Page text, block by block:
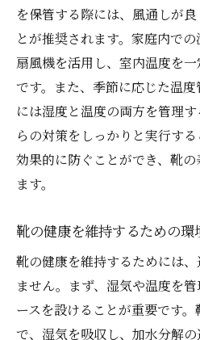
を保管する際には、風通しが
とが推奨されます。家庭内で
扇風機を活用し、室内温度を
です。また、季節に応じた温
には湿度と温度の両方を管理
らの対策をしっかりと実行す
効果的に防ぐことができ、靴
ます。
靴の健康を維持するための環
靴の健康を維持するためには
ません。まず、湿気や温度を
ースを設けることが重要です
で、湿気を吸収し、加水分解